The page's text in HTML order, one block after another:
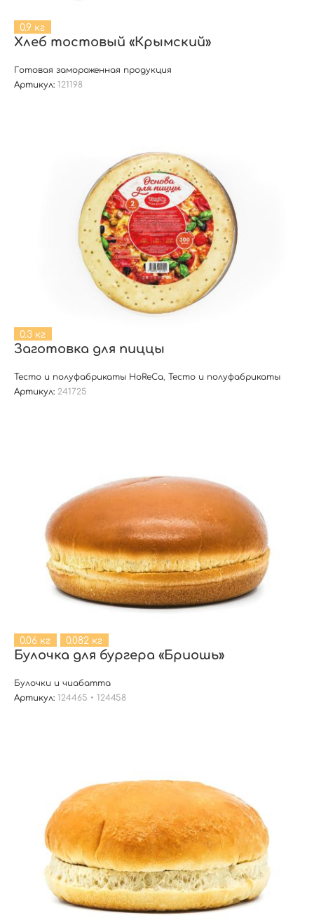
0.9 кг
Хлеб тостовый «Крымский»
Готовая замороженная продукция
Артикул: 121198
0.3 кг
Заготовка для пиццы
Тесто и полуфабрикаты HoReCa, Тесто и полуфабрикаты
Артикул: 241725
0.06 кг 0.082 кг
Булочка для бургера «Бриошь»
Булочки и чиабатта
Артикул: 124465 • 124458